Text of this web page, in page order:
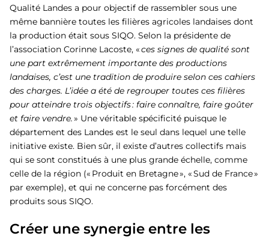
Qualité Landes a pour objectif de rassembler sous une
même bannière toutes les filières agricoles landaises dont
la production était sous SIQO. Selon la présidente de
l’association Corinne Lacoste, «ces signes de qualité sont
une part extrêmement importante des productions
landaises, c’est une tradition de produire selon ces cahiers
des charges. L’idée a été de regrouper toutes ces filières
pour atteindre trois objectifs : faire connaître, faire goûter
et faire vendre.» Une véritable spécificité puisque le
département des Landes est le seul dans lequel une telle
initiative existe. Bien sûr, il existe d’autres collectifs mais
qui se sont constitués à une plus grande échelle, comme
celle de la région (« Produit en Bretagne », « Sud de France »
par exemple), et qui ne concerne pas forcément des
produits sous SIQO.
Créer une synergie entre les